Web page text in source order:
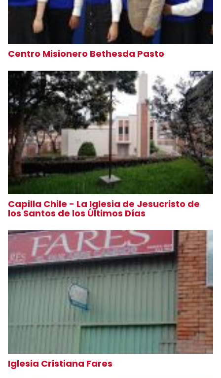
Centro Misionero Bethesda Pasto
Capilla Chile - La Iglesia de Jesucristo de
los Santos de los Últimos Días
Iglesia Cristiana Fares